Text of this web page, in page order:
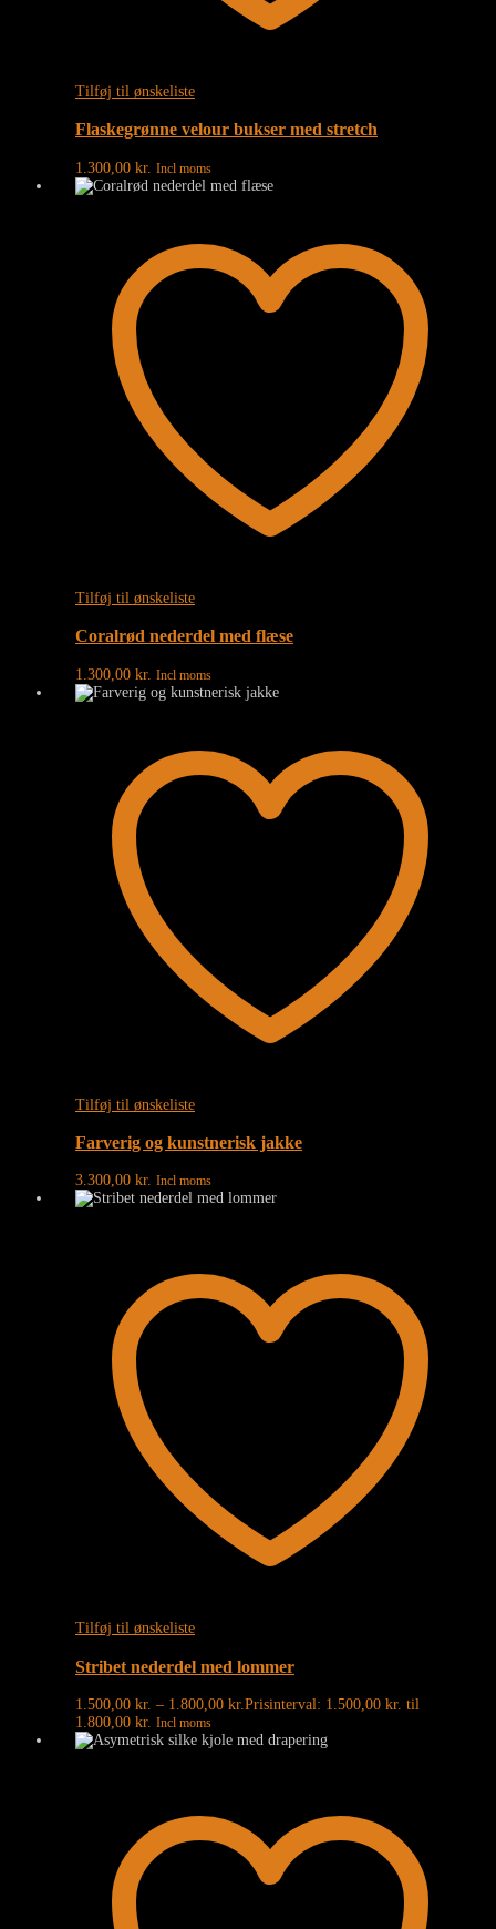
Tilføj til ønskeliste
Flaskegrønne velour bukser med stretch
1.300,00 kr. Incl moms
Tilføj til ønskeliste
Coralrød nederdel med flæse
1.300,00 kr. Incl moms
Tilføj til ønskeliste
Farverig og kunstnerisk jakke
3.300,00 kr. Incl moms
Tilføj til ønskeliste
Stribet nederdel med lommer
1.500,00 kr. – 1.800,00 kr.Prisinterval: 1.500,00 kr. til
1.800,00 kr. Incl moms